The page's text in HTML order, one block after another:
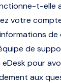
t-elle
votre
de
eDesk pour
aux